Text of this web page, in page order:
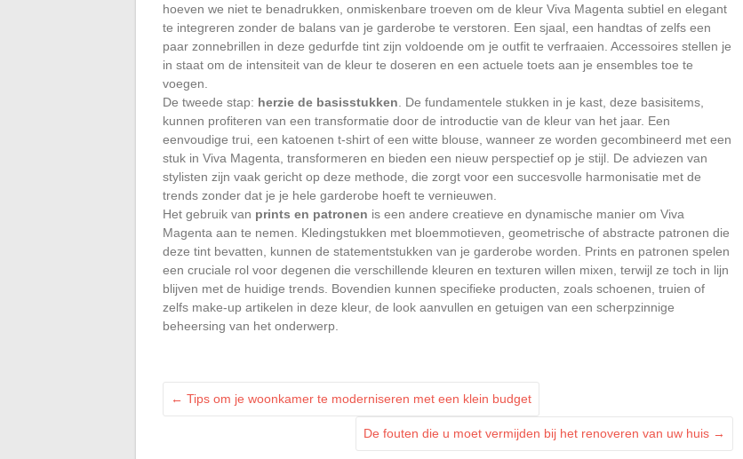
hoeven we niet te benadrukken, onmiskenbare troeven om de kleur Viva Magenta subtiel en elegant
te integreren zonder de balans van je garderobe te verstoren. Een sjaal, een handtas of zelfs een
paar zonnebrillen in deze gedurfde tint zijn voldoende om je outfit te verfraaien. Accessoires stellen je
in staat om de intensiteit van de kleur te doseren en een actuele toets aan je ensembles toe te
voegen.
De tweede stap: herzie de basisstukken . De fundamentele stukken in je kast, deze basisitems,
kunnen profiteren van een transformatie door de introductie van de kleur van het jaar. Een
eenvoudige trui, een katoenen t-shirt of een witte blouse, wanneer ze worden gecombineerd met een
stuk in Viva Magenta, transformeren en bieden een nieuw perspectief op je stijl. De adviezen van
stylisten zijn vaak gericht op deze methode, die zorgt voor een succesvolle harmonisatie met de
trends zonder dat je je hele garderobe hoeft te vernieuwen.
Het gebruik van prints en patronen is een andere creatieve en dynamische manier om Viva
Magenta aan te nemen. Kledingstukken met bloemmotieven, geometrische of abstracte patronen die
deze tint bevatten, kunnen de statementstukken van je garderobe worden. Prints en patronen spelen
een cruciale rol voor degenen die verschillende kleuren en texturen willen mixen, terwijl ze toch in lijn
blijven met de huidige trends. Bovendien kunnen specifieke producten, zoals schoenen, truien of
zelfs make-up artikelen in deze kleur, de look aanvullen en getuigen van een scherpzinnige
beheersing van het onderwerp.
← Tips om je woonkamer te moderniseren met een klein budget
De fouten die u moet vermijden bij het renoveren van uw huis →